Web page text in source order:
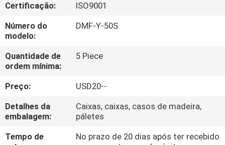
EXCURSÃO
DA
FÁBRICA
CONTROLE
DA
QUALIDADE
Certificação:
ISO9001
Número do
modelo:
DMF-Y-50S
Quantidade de
ordem mínima:
5 Piece
Preço:
USD20--
Detalhes da
embalagem:
Caixas, caixas, casos de madeira,
páletes
Tempo de
No prazo de 20 dias após ter recebido